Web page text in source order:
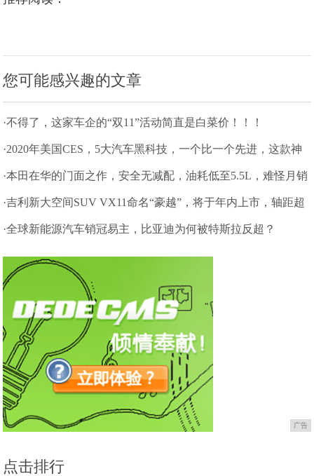
您可能感兴趣的文章
·不得了，这家车企的“双11”活动简直是白菜价！！！
·2020年美国CES，5大汽车黑科技，一个比一个先进，这款神
车已量产
·本田在华的门面之作，安全无减配，油耗低至5.5L，难怪月销
破2万
·吉利新大空间SUV VX11命名“豪越”，将于年内上市，轴距超
汉兰达
·全球新能源汽车销冠易主，比亚迪为何被特斯拉反超？
广告
点击排行